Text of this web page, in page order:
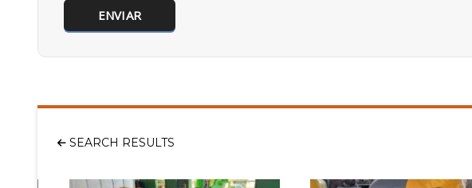
SEARCH RESULTS